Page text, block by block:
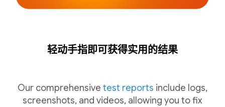
轻动手指即可获得实用的结果
Our comprehensive test reports include logs,
screenshots, and videos, allowing you to fix